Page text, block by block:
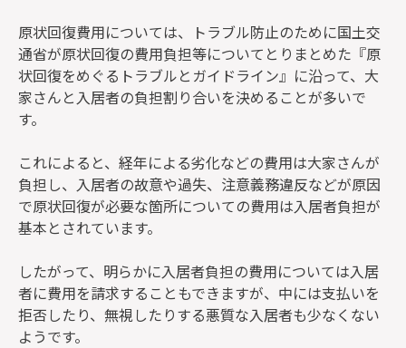
原状回復費用については、トラブル防止のために国土交
通省が原状回復の費用負担等についてとりまとめた『原
状回復をめぐるトラブルとガイドライン』に沿って、大
家さんと入居者の負担割り合いを決めることが多いで
す。
これによると、経年による劣化などの費用は大家さんが
負担し、入居者の故意や過失、注意義務違反などが原因
で原状回復が必要な箇所についての費用は入居者負担が
基本とされています。
したがって、明らかに入居者負担の費用については入居
者に費用を請求することもできますが、中には支払いを
拒否したり、無視したりする悪質な入居者も少なくない
ようです。